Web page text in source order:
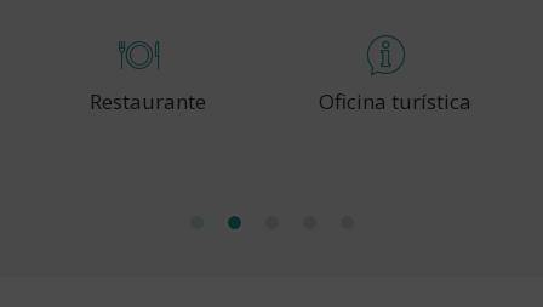
Restaurante Oficina turística